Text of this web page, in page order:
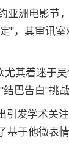
亚洲电影节
"，其审讯
其着迷于
巴告白"挑
引发学术关
于他微表情